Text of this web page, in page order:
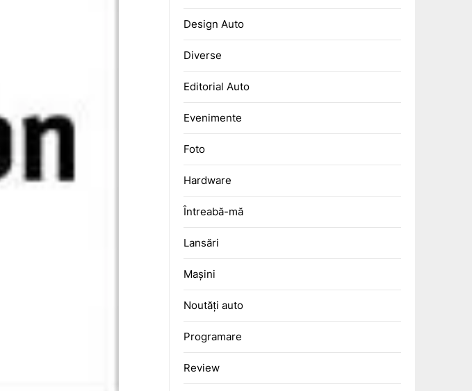
Design Auto
Diverse
Editorial Auto
Evenimente
Foto
Hardware
Întreabă-mă
Lansări
Mașini
Noutăți auto
Programare
Review